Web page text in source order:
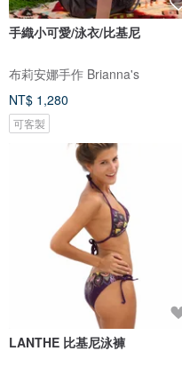
手織小可愛/泳衣/比基尼
布莉安娜手作 Brianna's
NT$ 1,280
可客製
LANTHE 比基尼泳褲